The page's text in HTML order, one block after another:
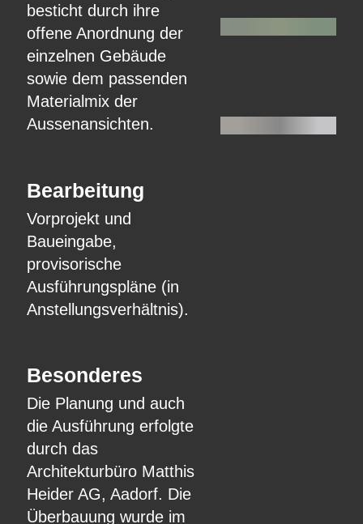
besticht durch ihre
offene Anordnung der
einzelnen Gebäude
sowie dem passenden
Materialmix der
Aussenansichten.
Bearbeitung
Vorprojekt und
Baueingabe,
provisorische
Ausführungspläne (in
Anstellungsverhältnis).
Besonderes
Die Planung und auch
die Ausführung erfolgte
durch das
Architekturbüro Matthis
Heider AG, Aadorf. Die
Überbauung wurde im